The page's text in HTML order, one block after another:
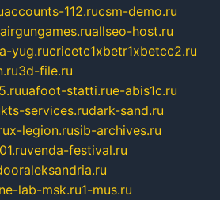
accounts-112.rucsm-demo.ru
airgungames.ruallseo-host.ru
yug.rucricetc1xbetr1xbetcc2.ru
3d-file.ru
uafoot-statti.rue-abis1c.ru
kts-services.rudark-sand.ru
x-legion.rusib-archives.ru
venda-festival.ru
lab-msk.ru1-mus.ru